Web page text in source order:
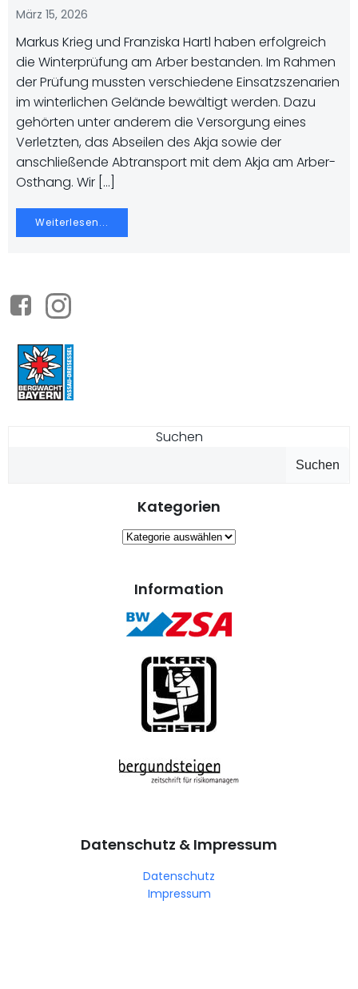
März 15, 2026
Markus Krieg und Franziska Hartl haben erfolgreich
die Winterprüfung am Arber bestanden. Im Rahmen
der Prüfung mussten verschiedene Einsatzszenarien
im winterlichen Gelände bewältigt werden. Dazu
gehörten unter anderem die Versorgung eines
Verletzten, das Abseilen des Akja sowie der
anschließende Abtransport mit dem Akja am Arber-
Osthang. Wir […]
Weiterlesen...
Suchen
Suchen
Kategorien
Kategorien
Information
Datenschutz & Impressum
Datenschutz
Impressum